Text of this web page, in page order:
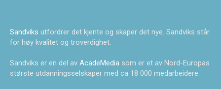
Sandviks utfordrer det kjente og skaper det nye. Sandviks står
for høy kvalitet og troverdighet.
Sandviks er en del av AcadeMedia som er et av Nord-Europas
største utdanningsselskaper med ca 18 000 medarbeidere.